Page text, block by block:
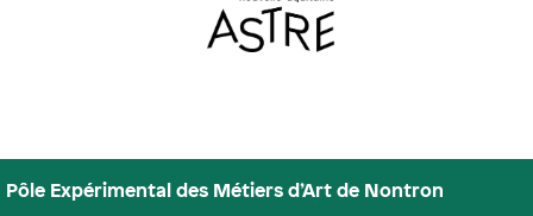
Pôle Expérimental des Métiers d’Art de Nontron